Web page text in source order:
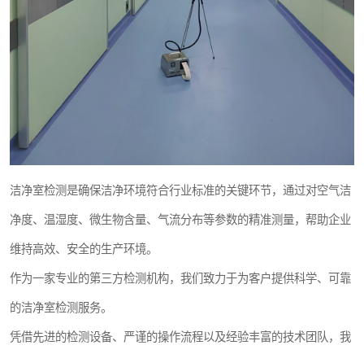
洁净室检测是确保洁净环境符合行业标准的关键环节，通过对空气洁
净度、温湿度、微生物含量、气流分布等参数的精准测量，帮助企业
维持高效、安全的生产环境。
作为一家专业的第三方检测机构，我们致力于为客户提供科学、可靠
的洁净室检测服务。
凭借先进的检测设备、严谨的操作流程以及经验丰富的技术团队，我